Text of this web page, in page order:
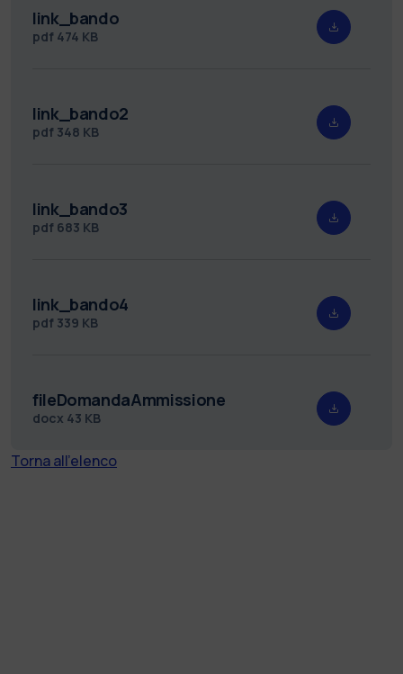
link_bando
pdf 474 KB
link_bando2
pdf 348 KB
link_bando3
pdf 683 KB
link_bando4
pdf 339 KB
fileDomandaAmmissione
docx 43 KB
Torna all'elenco